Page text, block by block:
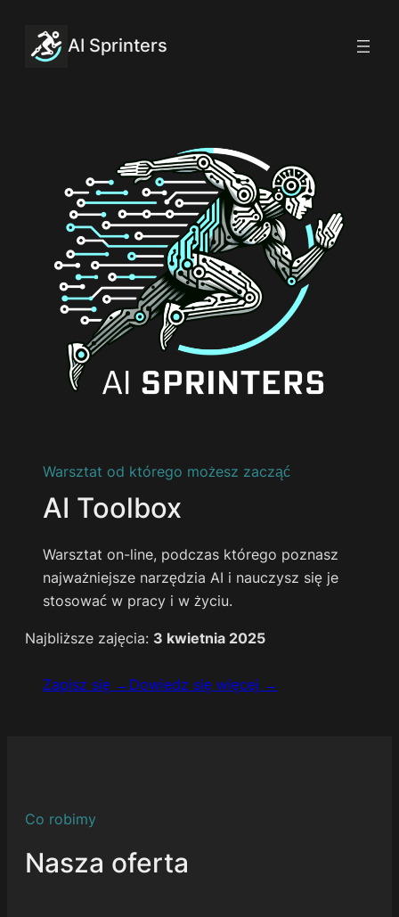
treści
AI Sprinters
Warsztat od którego możesz zacząć
AI Toolbox
Warsztat on-line, podczas którego poznasz
najważniejsze narzędzia AI i nauczysz się je
stosować w pracy i w życiu.
Najbliższe zajęcia: 3 kwietnia 2025
Zapisz się → Dowiedz się więcej →
Co robimy
Nasza oferta